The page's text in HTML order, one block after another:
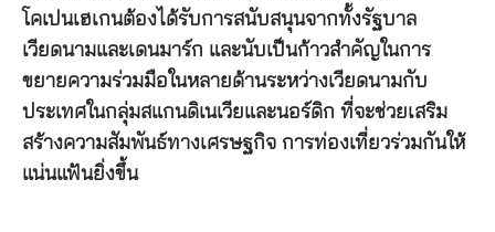
โคเปนเฮเกนต้องได้รับการสนับสนุนจากทั้งรัฐบาล
เวียดนามและเดนมาร์ก และนับเป็นก้าวสำคัญในการ
ขยายความร่วมมือในหลายด้านระหว่างเวียดนามกับ
ประเทศในกลุ่มสแกนดิเนเวียและนอร์ดิก ที่จะช่วยเสริม
สร้างความสัมพันธ์ทางเศรษฐกิจ การท่องเที่ยวร่วมกันให้
แน่นแฟ้นยิ่งขึ้น